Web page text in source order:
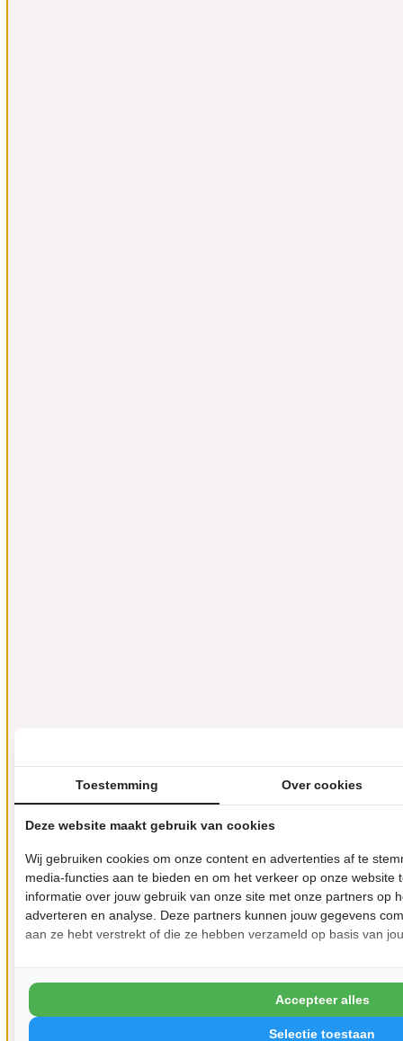
Toestemming Over cookies
Deze website maakt gebruik van cookies
Wij gebruiken cookies om onze content en advertenties af te
media-functies aan te bieden en om het verkeer op onze website
informatie over jouw gebruik van onze site met onze partners op
adverteren en analyse. Deze partners kunnen jouw gegevens
aan ze hebt verstrekt of die ze hebben verzameld op basis van
Selectie toestaan
Accepteer alles